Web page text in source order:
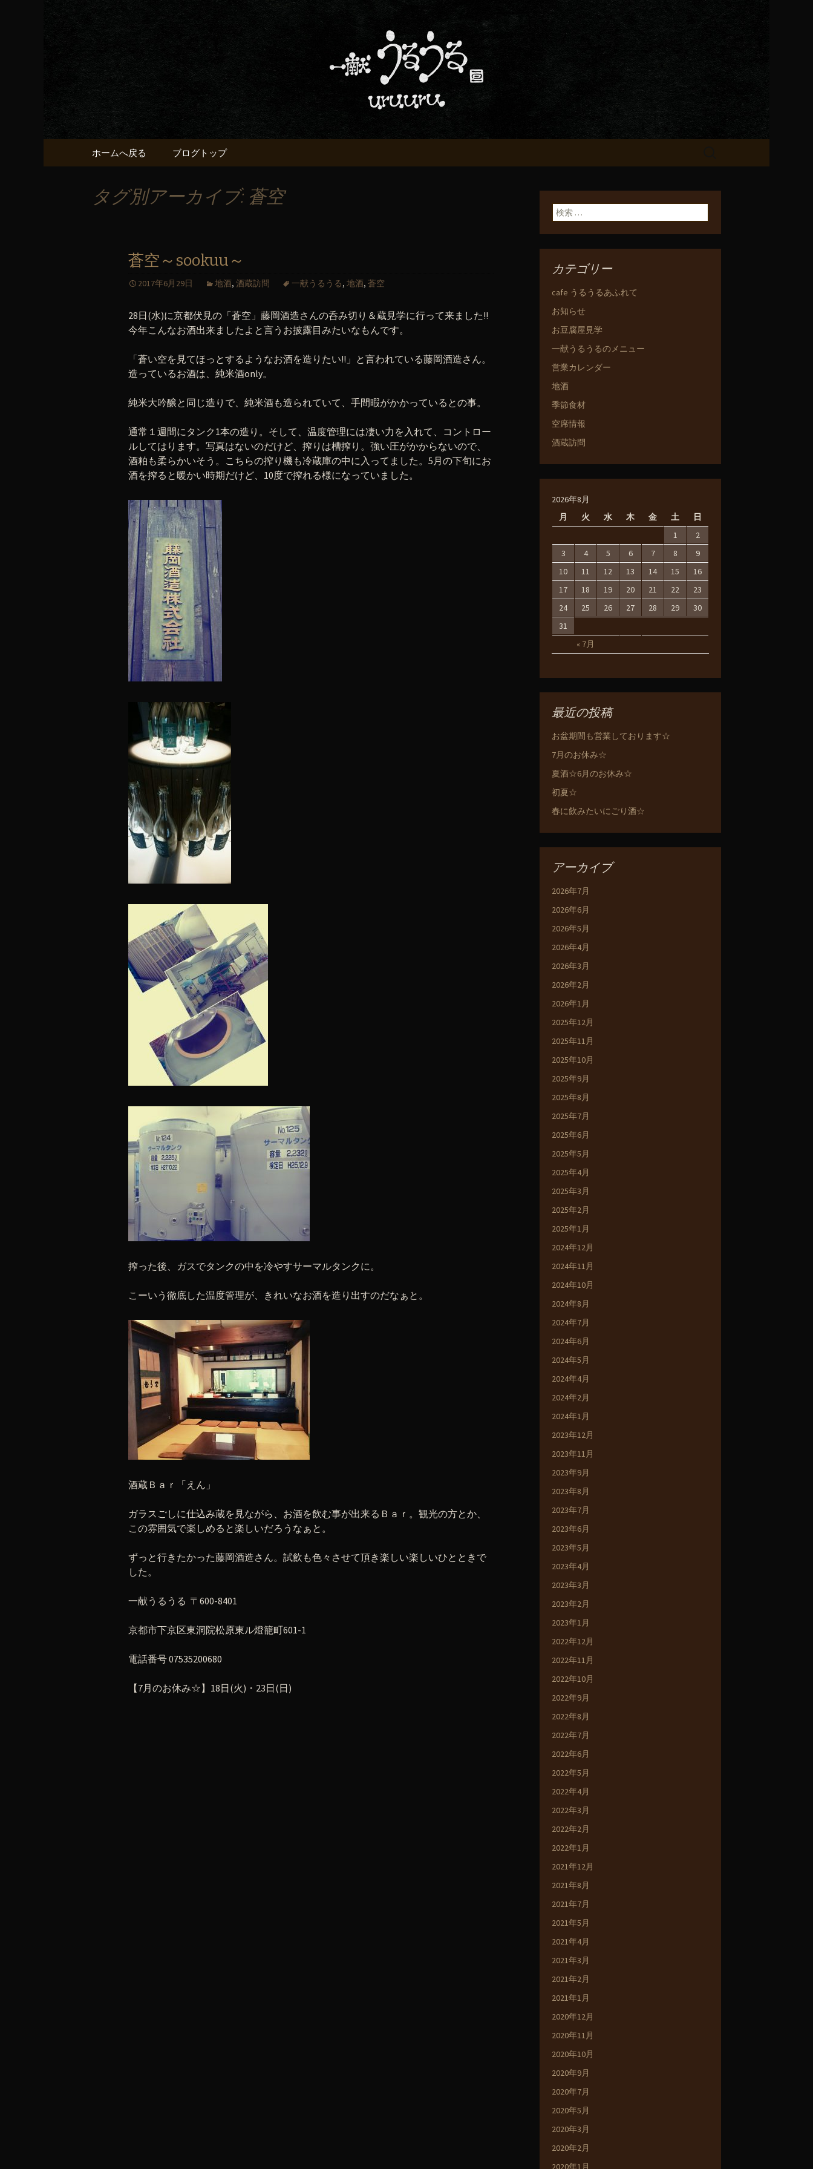
京都・五条でおいしい地酒が飲める「一
献うるうる」のブログ
京都・五条烏丸の町屋居酒屋「一献うるうる」からのお知らせ
コンテンツへ移動
ホームへ戻る ブログトップ
タグ別アーカイブ: 蒼空
蒼空～sookuu～
2017年6月29日 地酒, 酒蔵訪問 一献うるうる, 地酒, 蒼空
28日(水)に京都伏見の「蒼空」藤岡酒造さんの呑み切り＆蔵見学に行って来ました!!
今年こんなお酒出来ましたよと言うお披露目みたいなもんです。
「蒼い空を見てほっとするようなお酒を造りたい!!」と言われている藤岡酒造さん。
造っているお酒は、純米酒only。
純米大吟醸と同じ造りで、純米酒も造られていて、手間暇がかかっているとの事。
通常１週間にタンク1本の造り。そして、温度管理には凄い力を入れて、コントロー
ルしてはります。写真はないのだけど、搾りは槽搾り。強い圧がかからないので、
酒粕も柔らかいそう。こちらの搾り機も冷蔵庫の中に入ってました。5月の下旬にお
酒を搾ると暖かい時期だけど、10度で搾れる様になっていました。
搾った後、ガスでタンクの中を冷やすサーマルタンクに。
こーいう徹底した温度管理が、きれいなお酒を造り出すのだなぁと。
酒蔵Ｂａｒ「えん」
ガラスごしに仕込み蔵を見ながら、お酒を飲む事が出来るＢａｒ。観光の方とか、
この雰囲気で楽しめると楽しいだろうなぁと。
ずっと行きたかった藤岡酒造さん。試飲も色々させて頂き楽しい楽しいひとときで
した。
一献うるうる 〒600-8401
京都市下京区東洞院松原東ル燈籠町601-1
電話番号 07535200680
【7月のお休み☆】18日(火)・23日(日)
検索:
カテゴリー
cafe うるうるあふれて
お知らせ
お豆腐屋見学
一献うるうるのメニュー
営業カレンダー
地酒
季節食材
空席情報
酒蔵訪問
2026年8月
月
火 水 木 金 土 日
« 7月
1
2
3
4 5 6 7 8
9
10
11 12 13 14 15
16
17
18 19 20 21 22
23
24
25 26 27 28 29
30
31
最近の投稿
お盆期間も営業しております☆
7月のお休み☆
夏酒☆6月のお休み☆
初夏☆
春に飲みたいにごり酒☆
アーカイブ
2026年7月
2026年6月
2026年5月
2026年4月
2026年3月
2026年2月
2026年1月
2025年12月
2025年11月
2025年10月
2025年9月
2025年8月
2025年7月
2025年6月
2025年5月
2025年4月
2025年3月
2025年2月
2025年1月
2024年12月
2024年11月
2024年10月
2024年8月
2024年7月
2024年6月
2024年5月
2024年4月
2024年2月
2024年1月
2023年12月
2023年11月
2023年9月
2023年8月
2023年7月
2023年6月
2023年5月
2023年4月
2023年3月
2023年2月
2023年1月
2022年12月
2022年11月
2022年10月
2022年9月
2022年8月
2022年7月
2022年6月
2022年5月
2022年4月
2022年3月
2022年2月
2022年1月
2021年12月
2021年8月
2021年7月
2021年5月
2021年4月
2021年3月
2021年2月
2021年1月
2020年12月
2020年11月
2020年10月
2020年9月
2020年7月
2020年5月
2020年3月
2020年2月
2020年1月